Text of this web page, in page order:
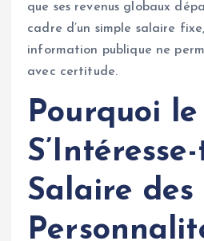
que ses revenus globaux
cadre d’un simple salaire
information publique ne
avec certitude.
Pourquoi
Salaire des